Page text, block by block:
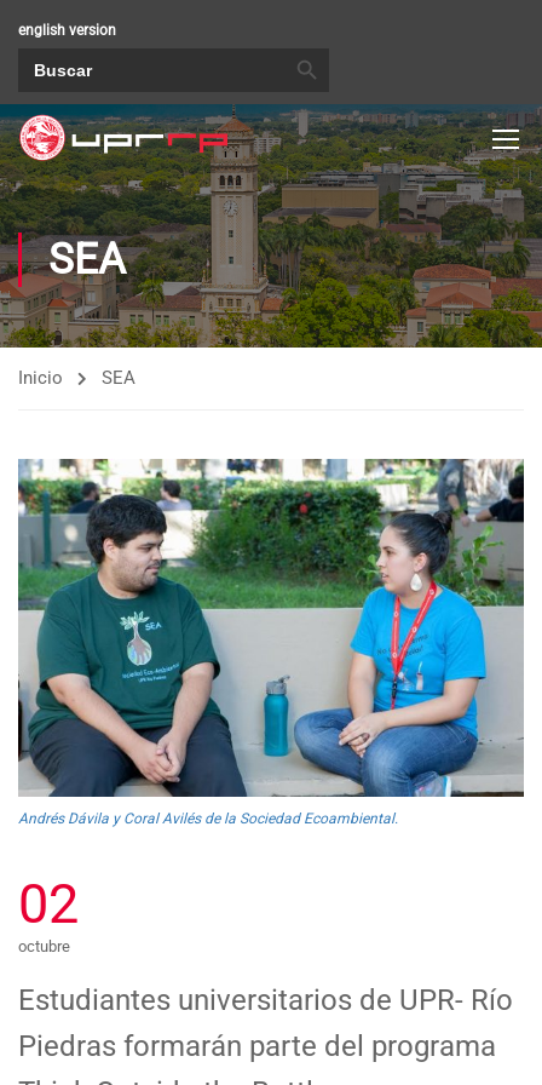
english version
SEA
Inicio SEA
Andrés Dávila y Coral Avilés de la Sociedad Ecoambiental.
02
octubre
Estudiantes universitarios de UPR- Río
Piedras formarán parte del programa